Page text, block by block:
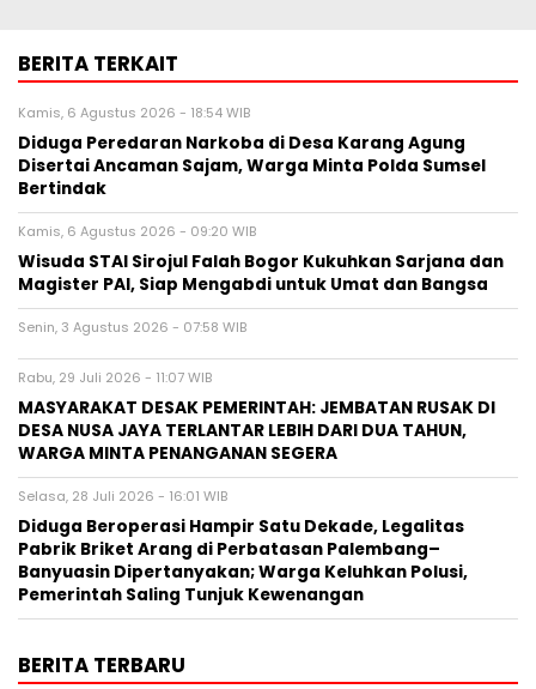
BERITA TERKAIT
Kamis, 6 Agustus 2026 - 18:54 WIB
Diduga Peredaran Narkoba di Desa Karang Agung
Disertai Ancaman Sajam, Warga Minta Polda Sumsel
Bertindak
Kamis, 6 Agustus 2026 - 09:20 WIB
Wisuda STAI Sirojul Falah Bogor Kukuhkan Sarjana dan
Magister PAI, Siap Mengabdi untuk Umat dan Bangsa
Senin, 3 Agustus 2026 - 07:58 WIB
Rabu, 29 Juli 2026 - 11:07 WIB
MASYARAKAT DESAK PEMERINTAH: JEMBATAN RUSAK DI
DESA NUSA JAYA TERLANTAR LEBIH DARI DUA TAHUN,
WARGA MINTA PENANGANAN SEGERA
Selasa, 28 Juli 2026 - 16:01 WIB
Diduga Beroperasi Hampir Satu Dekade, Legalitas
Pabrik Briket Arang di Perbatasan Palembang–
Banyuasin Dipertanyakan; Warga Keluhkan Polusi,
Pemerintah Saling Tunjuk Kewenangan
BERITA TERBARU